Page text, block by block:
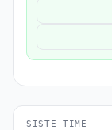
SISTE TIME